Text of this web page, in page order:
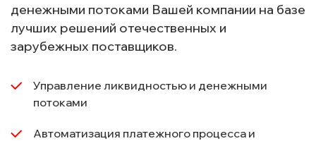
КОНТАКТЫ
денежными потоками Вашей компании на базе
лучших решений отечественных и
зарубежных поставщиков.
Управление ликвидностью и денежными
потоками
Автоматизация платежного процесса и